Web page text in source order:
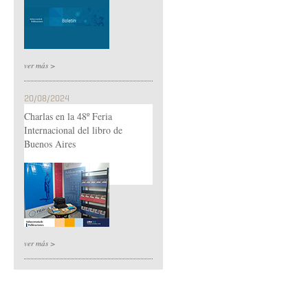
ver más >
20/08/2024
Charlas en la 48º Feria
Internacional del libro de
Buenos Aires
ver más >